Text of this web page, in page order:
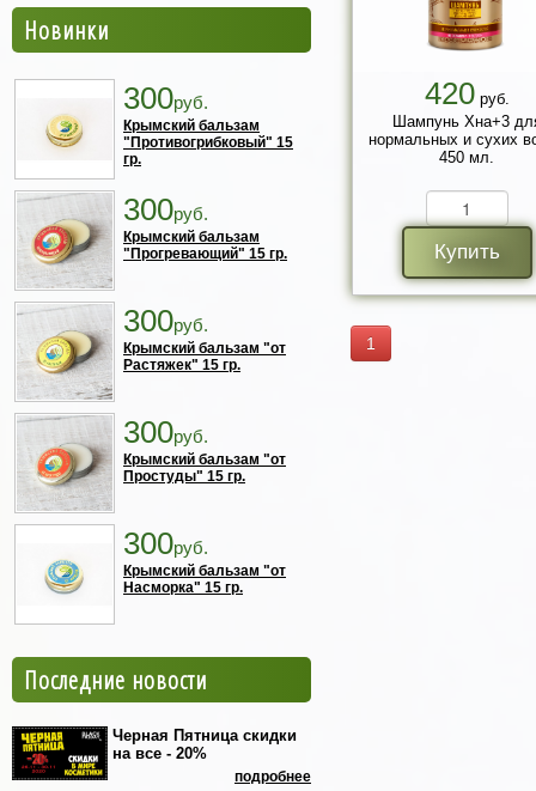
Новинки
300руб.
Крымский бальзам
"Противогрибковый" 15
гр.
300руб.
Крымский бальзам
"Прогревающий" 15 гр.
300руб.
Крымский бальзам "от
Растяжек" 15 гр.
300руб.
Крымский бальзам "от
Простуды" 15 гр.
300руб.
Крымский бальзам "от
Насморка" 15 гр.
Последние новости
Черная Пятница скидки
на все - 20%
подробнее
420руб.
Шампунь Хна+3
нормальных и сухих
450 мл.
Купить
1